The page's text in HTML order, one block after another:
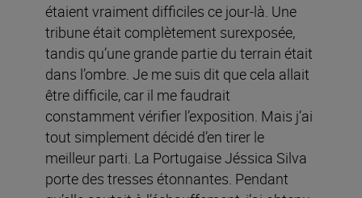
étaient vraiment difficiles ce jour-là. Une
tribune était complètement surexposée,
tandis qu’une grande partie du terrain était
dans l’ombre. Je me suis dit que cela allait
être difficile, car il me faudrait
constamment vérifier l’exposition. Mais j’ai
tout simplement décidé d’en tirer le
meilleur parti. La Portugaise Jéssica Silva
porte des tresses étonnantes. Pendant